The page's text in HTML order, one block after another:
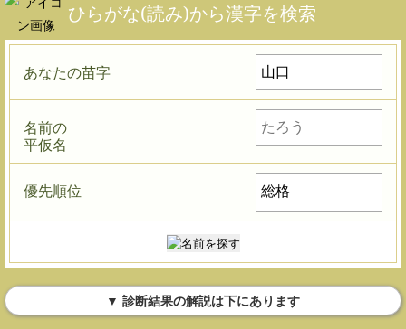
ひらがな(読み)から漢字を検索
あなたの苗字
名前の
平仮名
優先順位
▼ 診断結果の解説は下にあります